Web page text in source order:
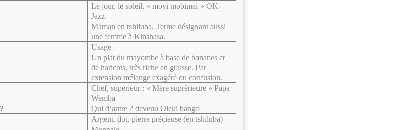
Le jour, le soleil, « moyi mobimai » OK-
Jazz
Maman en tshiluba, Terme désignant aussi
une femme à Kinshasa.
Usagé
Un plat du mayombe à base de bananes et
de haricots, très riche en graisse. Par
extension mélange exagéré ou confusion.
Chef, supérieur : « Mère suprérieure » Papa
Wemba
Qui d’autre ? devenu Oleki bango
Argent, dot, pierre précieuse (en tshiluba)